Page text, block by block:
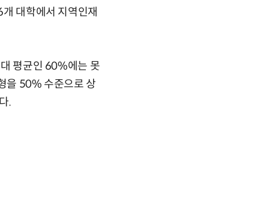
대학에서 지역인재
평균인 60%에는 못
을 50% 수준으로 상
.